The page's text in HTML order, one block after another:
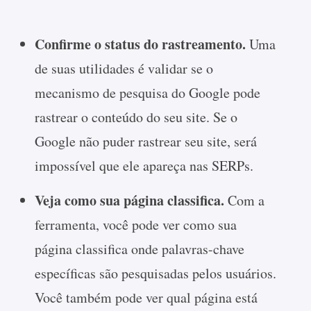
Confirme o status do rastreamento. Uma
de suas utilidades é validar se o
mecanismo de pesquisa do Google pode
rastrear o conteúdo do seu site. Se o
Google não puder rastrear seu site, será
impossível que ele apareça nas SERPs.
Veja como sua página classifica. Com a
ferramenta, você pode ver como sua
página classifica onde palavras-chave
específicas são pesquisadas pelos usuários.
Você também pode ver qual página está